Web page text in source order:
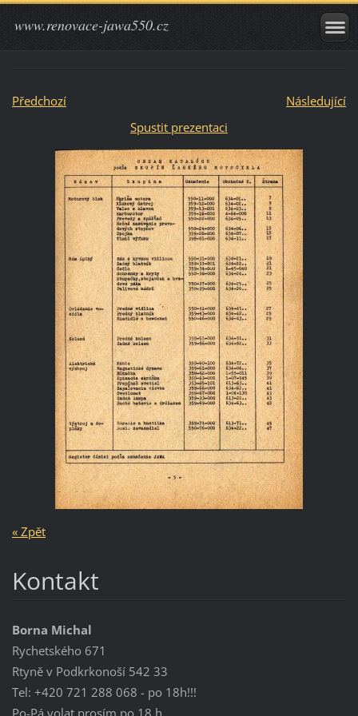
www.renovace-jawa550.cz
Předchozí
Následující
Spustit prezentaci
« Zpět
Kontakt
Borna Michal
Rychetského 671
Rtyně v Podkrkonoší 542 33
Tel: +420 721 288 068 - po 18h!!!
Po-Pá volat prosím po 18 h